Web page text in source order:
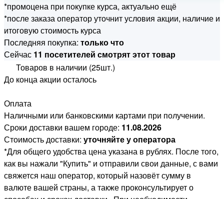
*промоцена при покупке курса, актуально ещё
*после заказа оператор уточнит условия акции, наличие и
итоговую стоимость курса
Последняя покупка: только что
Сейчас 11 посетителей смотрят этот товар
Товаров в наличии (25шт.)
До конца акции осталось
Оплата
Наличными или банковскими картами при получении.
Сроки доставки вашем городе: 11.08.2026
Стоимость доставки: уточняйте у оператора
*Для общего удобства цена указана в рублях. После того,
как вы нажали "Купить" и отправили свои данные, с вами
свяжется наш оператор, который назовёт сумму в
валюте вашей страны, а также проконсультирует о